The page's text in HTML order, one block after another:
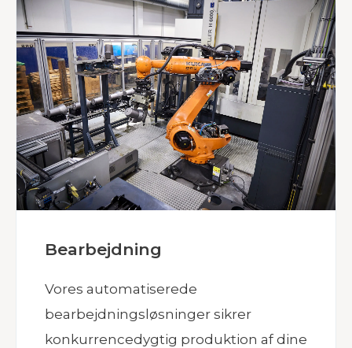
Bearbejdning
Vores automatiserede
bearbejdningsløsninger sikrer
konkurrencedygtig produktion af dine